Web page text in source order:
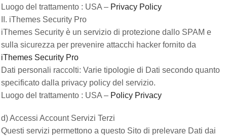
Luogo del trattamento : USA – Privacy Policy
II. iThemes Security Pro
iThemes Security è un servizio di protezione dallo SPAM e
sulla sicurezza per prevenire attacchi hacker fornito da
iThemes Security Pro
Dati personali raccolti: Varie tipologie di Dati secondo quanto
specificato dalla privacy policy del servizio.
Luogo del trattamento : USA – Policy Privacy
d) Accessi Account Servizi Terzi
Questi servizi permettono a questo Sito di prelevare Dati dai